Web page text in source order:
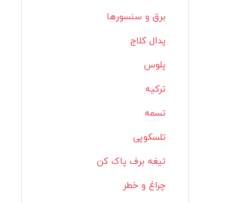
برق و سنسورها
پدال کلاج
پلوس
ترکیه
تسمه
تلسکوپی
تیغه برف پاک کن
چراغ و خطر